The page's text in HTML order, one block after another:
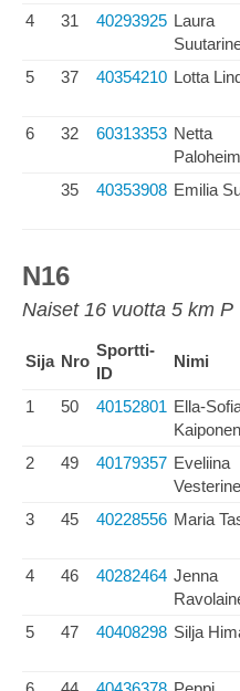
4 31 40293925 Laura
5 37 40354210 Lotta
6 32 60313353 Netta
35 40353908 Emilia
N16
Naiset 16 vuotta 5 km P
Sija Nro
Sportti-
ID
Nimi
1 50 40152801 Ella-
Kaiponen
2 49 40179357 Eveliina
3 45 40228556 Maria
4 46 40282464 Jenna
5 47 40408298 Silja